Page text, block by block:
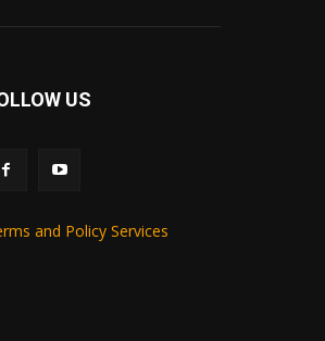
US
and Policy Services